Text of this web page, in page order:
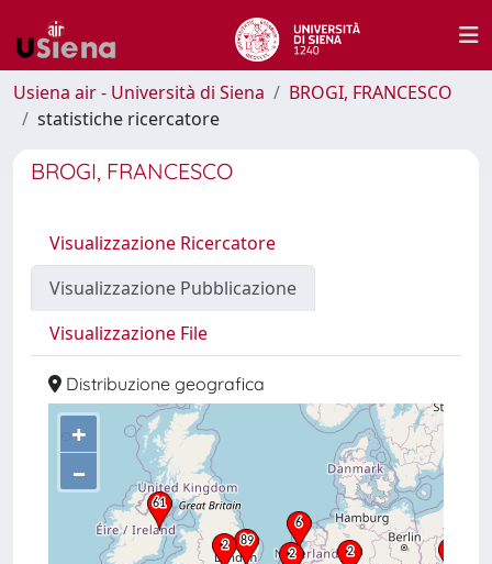
Usiena air - Università di Siena
BROGI, FRANCESCO
statistiche ricercatore
BROGI, FRANCESCO
Visualizzazione Ricercatore
Visualizzazione Pubblicazione
Visualizzazione File
Distribuzione geografica
+
–